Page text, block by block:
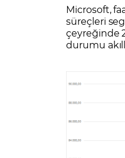
Microsoft,
süreçleri
çeyreğinde
durumu